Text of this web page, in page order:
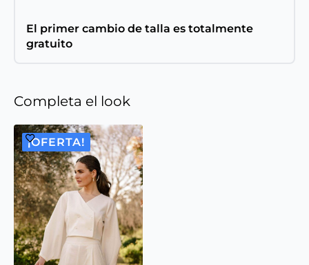
El primer cambio de talla es totalmente
gratuito
Completa el look
¡OFERTA!